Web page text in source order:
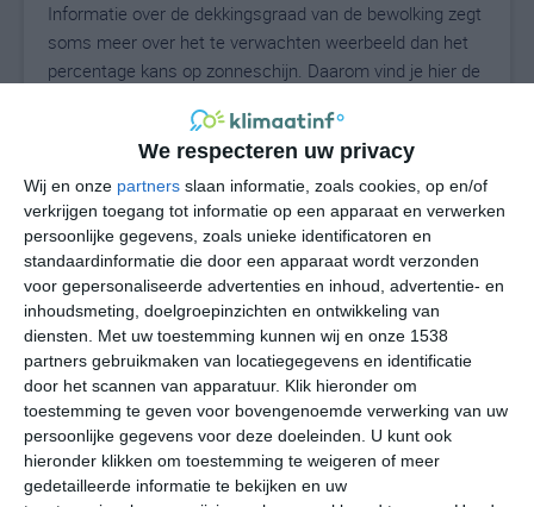
We respecteren uw privacy
Wij en onze partners slaan informatie, zoals cookies, op en/of
verkrijgen toegang tot informatie op een apparaat en verwerken
persoonlijke gegevens, zoals unieke identificatoren en
standaardinformatie die door een apparaat wordt verzonden
voor gepersonaliseerde advertenties en inhoud, advertentie- en
inhoudsmeting, doelgroepinzichten en ontwikkeling van
diensten. Met uw toestemming kunnen wij en onze 1538
partners gebruikmaken van locatiegegevens en identificatie
door het scannen van apparatuur. Klik hieronder om
toestemming te geven voor bovengenoemde verwerking van uw
persoonlijke gegevens voor deze doeleinden. U kunt ook
hieronder klikken om toestemming te weigeren of meer
gedetailleerde informatie te bekijken en uw
Informatie over de dekkingsgraad van de bewolking zegt
soms meer over het te verwachten weerbeeld dan het
percentage kans op zonneschijn. Daarom vind je hier de
29°C
vr
34° 24°
za
31° 21°
zo
33° 25°
ma
34° 22° 33°
32°C 33°C 32°C